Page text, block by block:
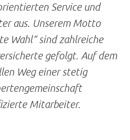
Service und
aus. Unserem Motto
Wahl“ sind zahlreiche
gefolgt. Auf dem
Weg einer stetig
Mitarbeiter.